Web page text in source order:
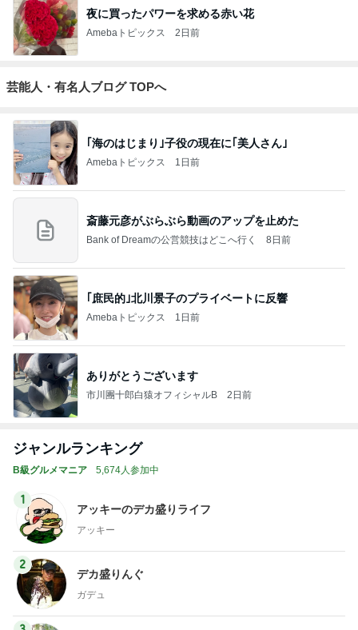
夜に買ったパワーを求める赤い花
Amebaトピックス 2日前
芸能人・有名人ブログ TOPへ
｢海のはじまり｣子役の現在に｢美人さん｣
Amebaトピックス 1日前
斎藤元彦がぶらぶら動画のアップを止めた
Bank of Dreamの公営競技はどこへ行く 8日前
｢庶民的｣北川景子のプライベートに反響
Amebaトピックス 1日前
ありがとうございます
市川團十郎白猿オフィシャルB 2日前
ジャンルランキング
B級グルメマニア 5,674人参加中
1
アッキーのデカ盛りライフ
アッキー
2
デカ盛りんぐ
ガデュ